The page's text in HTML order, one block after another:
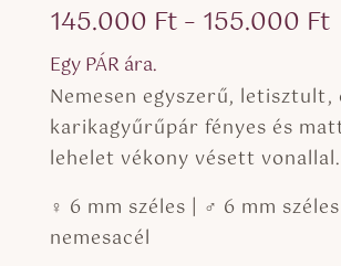
ből,
értékelés
alapján
145.000 Ft– 155.000 Ft
Egy PÁR ára.
Nemesen egyszerű, letisztult,
karikagyűrűpár fényes és
lehelet vékony vésett vonallal.
♀ 6 mm széles | ♂ 6 mm
nemesacél